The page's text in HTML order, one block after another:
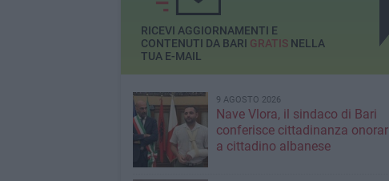
RICEVI AGGIORNAMENTI E
CONTENUTI DA BARI GRATISNELLA
TUA E-MAIL
9 AGOSTO 2026
Nave Vlora, il sindaco di Bari
conferisce cittadinanza
a cittadino albanese